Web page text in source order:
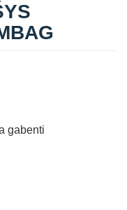
gabenti